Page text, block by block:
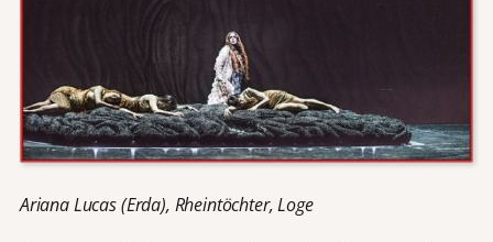
Ariana Lucas (Erda), Rheintöchter, Loge